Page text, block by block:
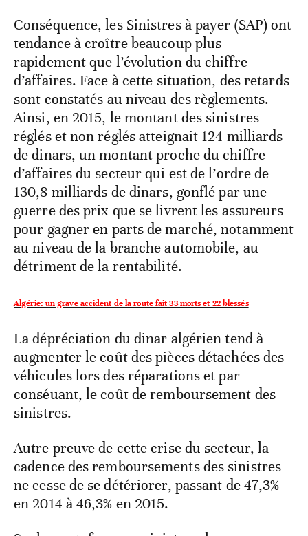
Conséquence, les Sinistres à payer (SAP) ont
tendance à croître beaucoup plus
rapidement que l’évolution du chiffre
d’affaires. Face à cette situation, des retards
sont constatés au niveau des règlements.
Ainsi, en 2015, le montant des sinistres
réglés et non réglés atteignait 124 milliards
de dinars, un montant proche du chiffre
d’affaires du secteur qui est de l’ordre de
130,8 milliards de dinars, gonflé par une
guerre des prix que se livrent les assureurs
pour gagner en parts de marché, notamment
au niveau de la branche automobile, au
détriment de la rentabilité.
Algérie: un grave accident de la route fait 33 morts et 22 blessés
La dépréciation du dinar algérien tend à
augmenter le coût des pièces détachées des
véhicules lors des réparations et par
conséuant, le coût de remboursement des
sinistres.
Autre preuve de cette crise du secteur, la
cadence des remboursements des sinistres
ne cesse de se détériorer, passant de 47,3%
en 2014 à 46,3% en 2015.